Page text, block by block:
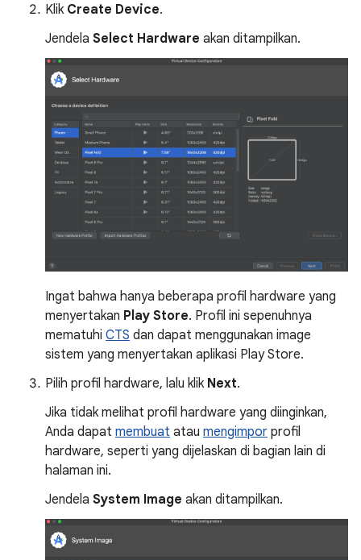
Klik Create Device.
Jendela Select Hardware akan ditampilkan.
Ingat bahwa hanya beberapa profil hardware yang
menyertakan Play Store. Profil ini sepenuhnya
mematuhi CTS dan dapat menggunakan image
sistem yang menyertakan aplikasi Play Store.
Pilih profil hardware, lalu klik Next.
Jika tidak melihat profil hardware yang diinginkan,
Anda dapat membuat atau mengimpor profil
hardware, seperti yang dijelaskan di bagian lain di
halaman ini.
Jendela System Image akan ditampilkan.